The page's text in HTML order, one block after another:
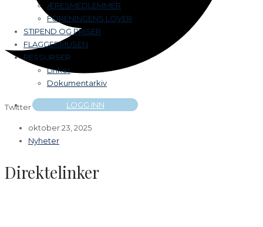
ÆRESMEDLEMMER
FORENINGENS LOVER
STIPEND OG PRISER
FLAGGERMUSEN
RESSURSER
Linker
Dokumentarkiv
LOGG INN
Twitter
oktober 23, 2025
Nyheter
Direktelinker